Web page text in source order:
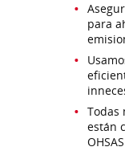
para
Todas
están